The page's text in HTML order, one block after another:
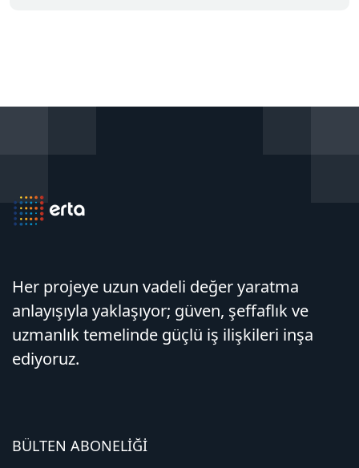
Her projeye uzun vadeli değer yaratma
anlayışıyla yaklaşıyor; güven, şeffaflık ve
uzmanlık temelinde güçlü iş ilişkileri inşa
ediyoruz.
BÜLTEN ABONELIĞI